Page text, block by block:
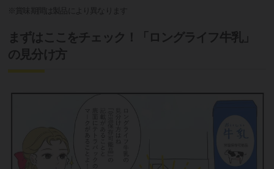
※賞味期間は製品により異なります
まずはここをチェック！「ロングライフ牛乳」
の見分け方